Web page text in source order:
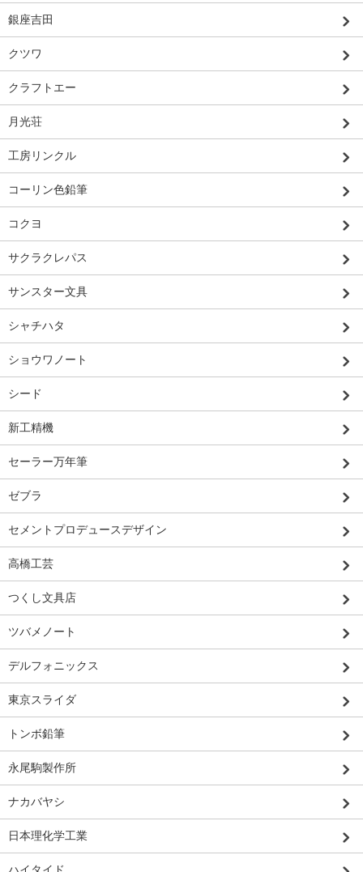
銀座吉田
クツワ
クラフトエー
月光荘
工房リンクル
コーリン色鉛筆
コクヨ
サクラクレパス
サンスター文具
シャチハタ
ショウワノート
シード
新工精機
セーラー万年筆
ゼブラ
セメントプロデュースデザイン
高橋工芸
つくし文具店
ツバメノート
デルフォニックス
東京スライダ
トンボ鉛筆
永尾駒製作所
ナカバヤシ
日本理化学工業